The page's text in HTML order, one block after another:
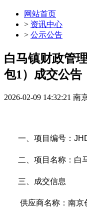
网站首页
> 资讯中心
> 公示公告
白马镇财政管
包1）成交公告
2026-02-09 14:32:21 南
一、 项目编号：
二、项目名称： 白
三、成交信息
供应商名称： 南京